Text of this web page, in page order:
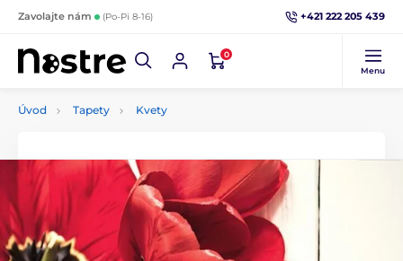
Zavolajte nám (Po-Pi 8-16) +421 222 205 439
0
Menu
Úvod Tapety Kvety